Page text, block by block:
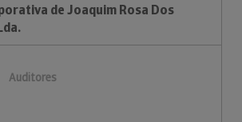
de Joaquim Rosa Dos
Auditores